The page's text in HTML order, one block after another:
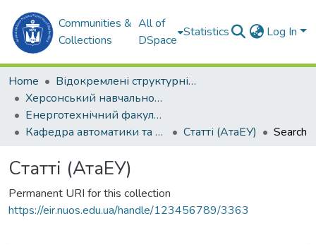
Communities &
Collections
All of
DSpace
Statistics Log In
Home
Відокремлені структурні підрозділи НУК ім. адм. Макарова
Херсонський навчально-науковий інститут НУК ім. адм. Макарова (ХННІ НУК)
Енерготехнічний факультет
Кафедра автоматики та електроустаткування (АтаЕУ)
Статті (АтаЕУ) Search
Статті (АтаЕУ)
Permanent URI for this collection
https://eir.nuos.edu.ua/handle/123456789/3363